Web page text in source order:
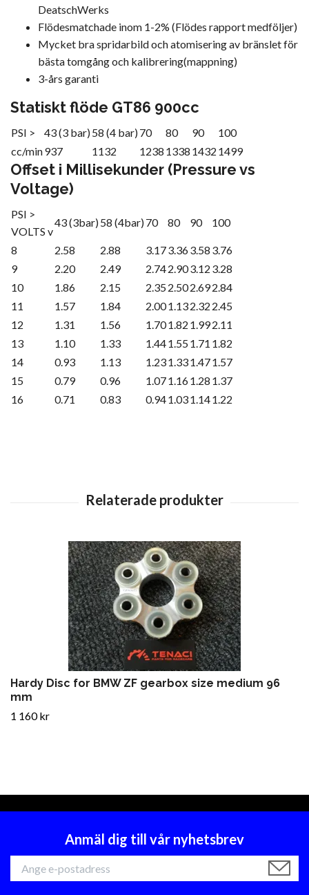
DeatschWerks
Flödesmatchade inom 1-2% (Flödes rapport medföljer)
Mycket bra spridarbild och atomisering av bränslet för
bästa tomgång och kalibrering(mappning)
3-års garanti
Statiskt flöde GT86 900cc
PSI > 43 (3 bar)58 (4 bar)70 80 90
100
cc/min937 1132 1238 1338 1432 1499
Offset i Millisekunder (Pressure vs
Voltage)
PSI >
VOLTS v
43 (3bar)58 (4bar)70 80 90 100
8 2.58 2.88 3.173.363.58 3.76
9
2.20 2.49 2.742.903.12 3.28
10
1.86 2.15 2.352.502.692.84
11
1.57 1.84 2.001.132.32 2.45
12
1.31 1.56 1.701.82 1.992.11
13
1.10 1.33 1.441.551.71 1.82
14
0.93 1.13 1.231.331.471.57
15
0.79 0.96 1.071.161.28 1.37
16
0.71 0.83 0.941.031.141.22
Hardy Disc for BMW ZF gearbox size medium 96
mm
1 160 kr
Anmäl dig till vår nyhetsbrev